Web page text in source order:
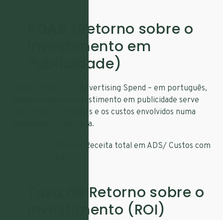
ROAS (Retorno sobre o
Investimento em
Publicidade)
ROAS – Return on Advertising Spend – em português,
Retorno sobre o investimento em publicidade serve
para medir as receitas e os custos envolvidos numa
campanha publicitária.
ROAS = Receita total em ADS/ Custos com
Taxa de Retorno sobre o
Investimento (ROI)